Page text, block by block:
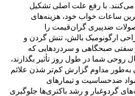
با رفع علت اصلی تشکیل
ساعات خواب خود، هزینه‌های
ضدپیری گران‌قیمت را
ارگونومیک بالش، تنش گردن و
صبحگاهی و سردردهایی که
روحی شما در طول روز تأثیر بگذارند،
به‌طور مداوم گزارش کم‌تر شدن علائم
ضدحساسیت و تیمارهای
گردوغبار و رشد باکتری‌ها جلوگیری